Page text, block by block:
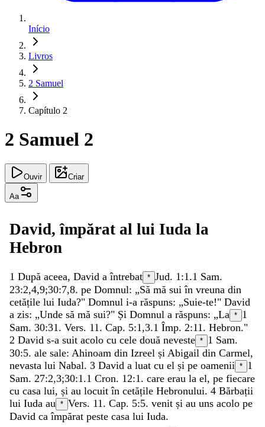
Início
Livros
2 Samuel
Capítulo 2
2 Samuel 2
Ouvir Criar
Aa
David,împărat al lui Iuda la
Hebron
1 După aceea, David aîntrebat * Jud. 1:1 .1 Sam.
23:2,4,9;30:7,8. pe Domnul: „Să mă suiîn vreuna din
cetățile lui Iuda?" Domnul i-a răspuns: „Suie-te!" David
a zis: „Unde să mă sui?" Și Domnul a răspuns: „La * 1
Sam. 30:31 . Vers. 11. Cap. 5:1,3.1 Împ. 2:11 . Hebron."
2 David s-a suit acolo cu cele două neveste * 1 Sam.
30:5. ale sale: Ahinoam din Izreel și Abigail din Carmel,
nevasta lui Nabal. 3 David a luat cu el și pe oamenii * 1
Sam. 27:2,3;30:1 .1 Cron. 12:1 . care erau la el, pe fiecare
cu casa lui, și au locuitîn cetățile Hebronului. 4 Bărbații
lui Iuda au * Vers. 11. Cap. 5:5. venit și au uns acolo pe
David caîmpărat peste casa lui Iuda.